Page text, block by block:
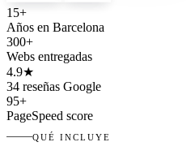
15+
Años en Barcelona
300+
Webs entregadas
4.9★
34 reseñas Google
95+
PageSpeed score
QUÉ INCLUYE